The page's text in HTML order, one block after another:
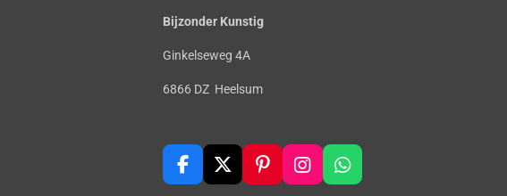
Bijzonder Kunstig
Ginkelseweg 4A
6866 DZ Heelsum
F
a
X
P
i
I
n
W
h